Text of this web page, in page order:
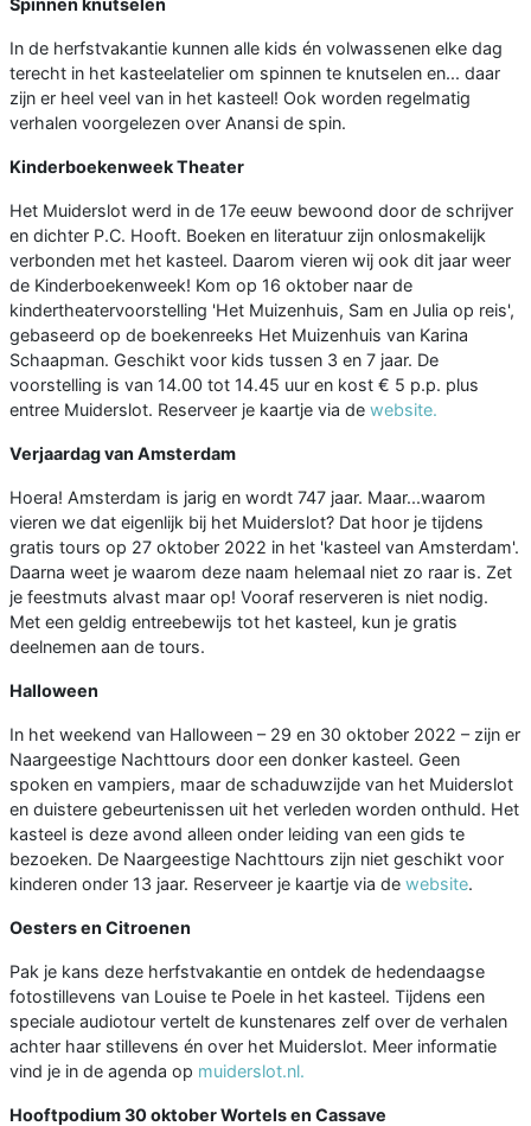
In de herfstvakantie kunnen alle kids én volwassenen elke dag
terecht in het kasteelatelier om spinnen te knutselen en... daar
zijn er heel veel van in het kasteel! Ook worden regelmatig
verhalen voorgelezen over Anansi de spin.
Kinderboekenweek Theater
Het Muiderslot werd in de 17e eeuw bewoond door de schrijver
en dichter P.C. Hooft. Boeken en literatuur zijn onlosmakelijk
verbonden met het kasteel. Daarom vieren wij ook dit jaar weer
de Kinderboekenweek! Kom op 16 oktober naar de
kindertheatervoorstelling 'Het Muizenhuis, Sam en Julia op reis',
gebaseerd op de boekenreeks Het Muizenhuis van Karina
Schaapman. Geschikt voor kids tussen 3 en 7 jaar. De
voorstelling is van 14.00 tot 14.45 uur en kost € 5 p.p. plus
entree Muiderslot. Reserveer je kaartje via de website.
Verjaardag van Amsterdam
Hoera! Amsterdam is jarig en wordt 747 jaar. Maar...waarom
vieren we dat eigenlijk bij het Muiderslot? Dat hoor je tijdens
gratis tours op 27 oktober 2022 in het 'kasteel van Amsterdam'.
Daarna weet je waarom deze naam helemaal niet zo raar is. Zet
je feestmuts alvast maar op! Vooraf reserveren is niet nodig.
Met een geldig entreebewijs tot het kasteel, kun je gratis
deelnemen aan de tours.
Halloween
In het weekend van Halloween – 29 en 30 oktober 2022 – zijn er
Naargeestige Nachttours door een donker kasteel. Geen
spoken en vampiers, maar de schaduwzijde van het Muiderslot
en duistere gebeurtenissen uit het verleden worden onthuld. Het
kasteel is deze avond alleen onder leiding van een gids te
bezoeken. De Naargeestige Nachttours zijn niet geschikt voor
kinderen onder 13 jaar. Reserveer je kaartje via de website.
Oesters en Citroenen
Pak je kans deze herfstvakantie en ontdek de hedendaagse
fotostillevens van Louise te Poele in het kasteel. Tijdens een
speciale audiotour vertelt de kunstenares zelf over de verhalen
achter haar stillevens én over het Muiderslot. Meer informatie
vind je in de agenda op muiderslot.nl.
Hooftpodium 30 oktober Wortels en Cassave